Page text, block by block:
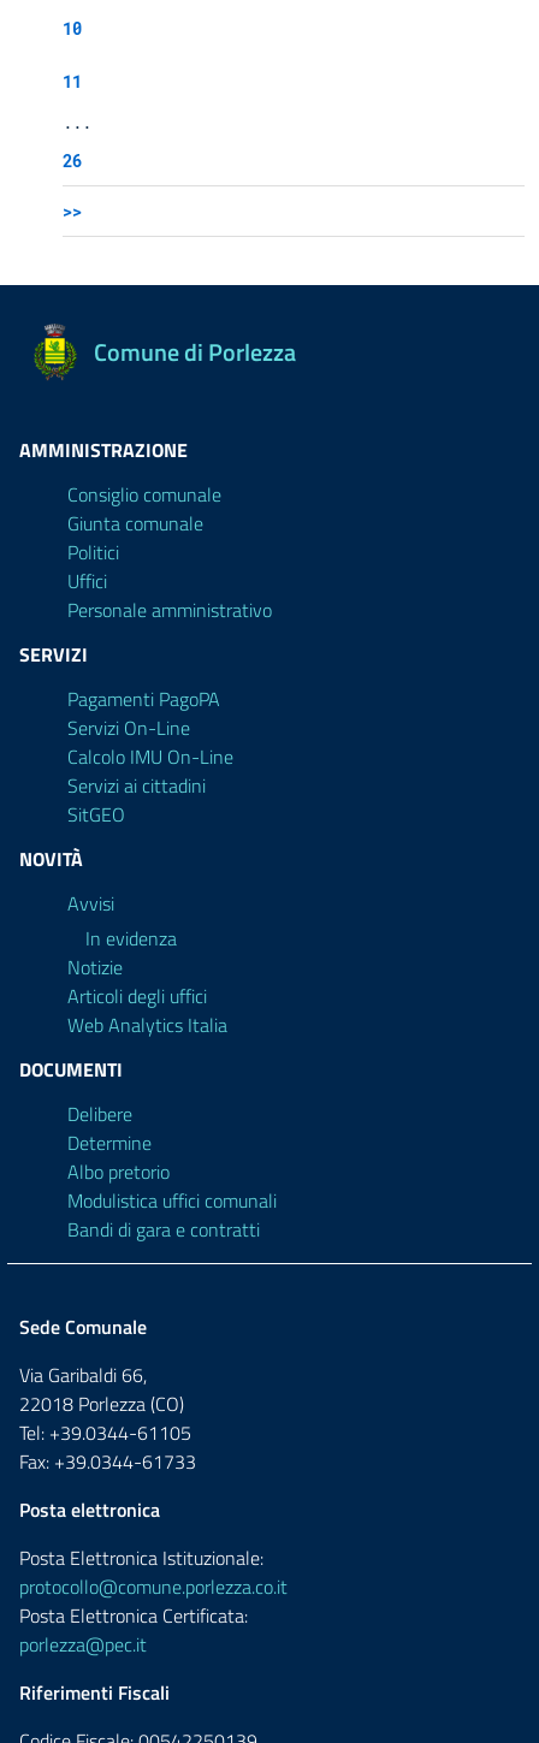
10
11
...
26
>>
Comune di Porlezza
AMMINISTRAZIONE
Consiglio comunale
Giunta comunale
Politici
Uffici
Personale amministrativo
SERVIZI
Pagamenti PagoPA
Servizi On-Line
Calcolo IMU On-Line
Servizi ai cittadini
SitGEO
NOVITÀ
Avvisi
In evidenza
Notizie
Articoli degli uffici
Web Analytics Italia
DOCUMENTI
Delibere
Determine
Albo pretorio
Modulistica uffici comunali
Bandi di gara e contratti
Sede Comunale
Via Garibaldi 66,
22018 Porlezza (CO)
Tel: +39.0344-61105
Fax: +39.0344-61733
Posta elettronica
Posta Elettronica Istituzionale:
protocollo@comune.porlezza.co.it
Posta Elettronica Certificata:
porlezza@pec.it
Riferimenti Fiscali